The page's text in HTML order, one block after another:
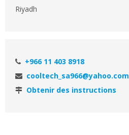
Riyadh
+966 11 403 8918
cooltech_sa966@yahoo.com
Obtenir des instructions